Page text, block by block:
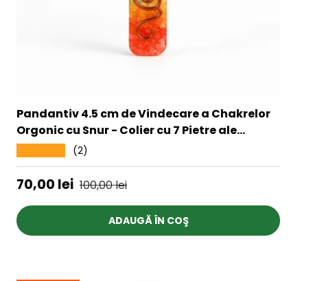
Pandantiv 4.5 cm de Vindecare a Chakrelor
Orgonic cu Snur - Colier cu 7 Pietre ale
Chakrelor pentru Protectia Energetica si
Vindecare Spirituala
(2)
Preț de vânzare
70,00 lei Preț obișnuit
100,00 lei
ADAUGĂ ÎN COŞ